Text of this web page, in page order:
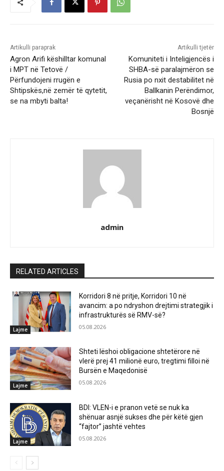
Artikulli paraprak
Agron Arifi këshilltar komunal
i MPT në Tetovë /
Përfundojeni rrugën e
Shtipskës,në zemër të qytetit,
se na mbyti balta!
Artikulli tjetër
Komuniteti i Inteligjencës i
SHBA-së paralajmëron se
Rusia po nxit destabilitet në
Ballkanin Perëndimor,
veçanërisht në Kosovë dhe
Bosnjë
admin
RELATED ARTICLES
Lajme
Korridori 8 në pritje, Korridori 10 në
avancim: a po ndryshon drejtimi strategjik i
infrastrukturës së RMV-së?
05.08.2026
Lajme
Shteti lëshoi obligacione shtetërore në
vlerë prej 41 milionë euro, tregtimi filloi në
Bursën e Maqedonisë
05.08.2026
Lajme
BDI: VLEN-i e pranon vetë se nuk ka
shënuar asnjë sukses dhe për këtë gjen
“fajtor” jashtë vehtes
05.08.2026